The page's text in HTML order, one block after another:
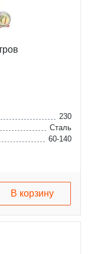
230
Сталь
60-140
В корзину